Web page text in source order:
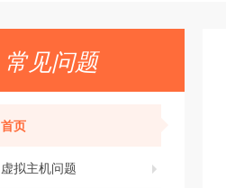
常见问题
首页
虚拟主机问题